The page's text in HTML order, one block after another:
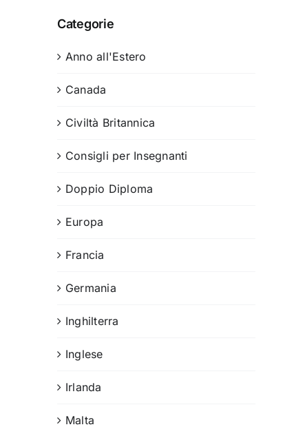
Categorie
Anno all'Estero
Canada
Civiltà Britannica
Consigli per Insegnanti
Doppio Diploma
Europa
Francia
Germania
Inghilterra
Inglese
Irlanda
Malta